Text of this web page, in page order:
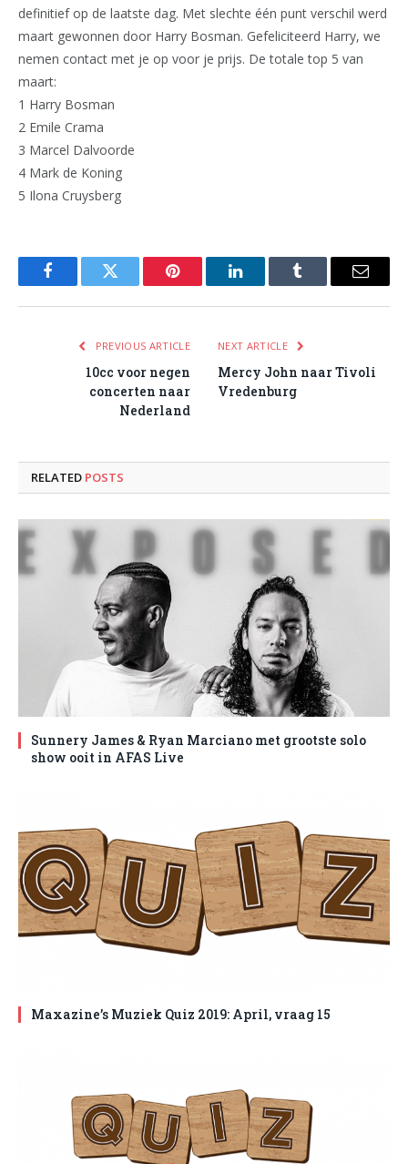
definitief op de laatste dag. Met slechte één punt verschil werd
maart gewonnen door Harry Bosman. Gefeliciteerd Harry, we
nemen contact met je op voor je prijs. De totale top 5 van
maart:
1 Harry Bosman
2 Emile Crama
3 Marcel Dalvoorde
4 Mark de Koning
5 Ilona Cruysberg
FacebookTwitter Pinterest LinkedInTumblr Email
PREVIOUS ARTICLE
10cc voor negen
concerten naar
Nederland
NEXT ARTICLE
Mercy John naar Tivoli
Vredenburg
RELATED POSTS
Sunnery James & Ryan Marciano met grootste solo
show ooit in AFAS Live
Maxazine’s Muziek Quiz 2019: April, vraag 15